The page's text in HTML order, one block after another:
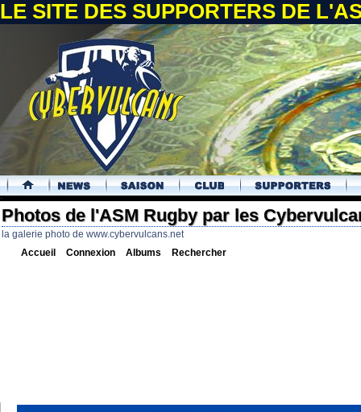
LE SITE DES SUPPORTERS DE
.
Photos de l'ASM Rugby par les
la galerie photo de www.cybervulcans.net
Accueil Connexion Albums Rechercher